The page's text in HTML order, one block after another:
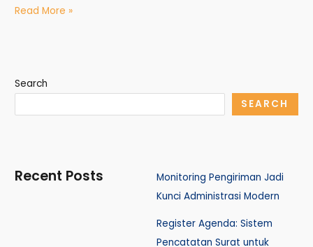
Read More »
Search
SEARCH
Recent Posts
Monitoring Pengiriman Jadi
Kunci Administrasi Modern
Register Agenda: Sistem
Pencatatan Surat untuk